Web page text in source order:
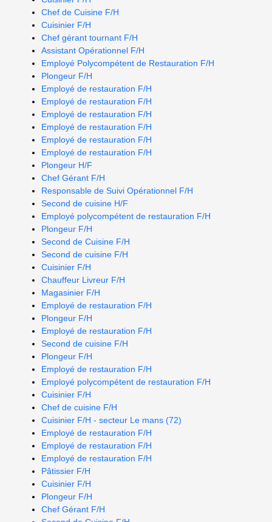
Chef de Cuisine F/H
Cuisinier F/H
Chef gérant tournant F/H
Assistant Opérationnel F/H
Employé Polycompétent de Restauration F/H
Plongeur F/H
Employé de restauration F/H
Employé de restauration F/H
Employé de restauration F/H
Employé de restauration F/H
Employé de restauration F/H
Employé de restauration F/H
Plongeur H/F
Chef Gérant F/H
Responsable de Suivi Opérationnel F/H
Second de cuisine H/F
Employé polycompétent de restauration F/H
Plongeur F/H
Second de Cuisine F/H
Second de cuisine F/H
Cuisinier F/H
Chauffeur Livreur F/H
Magasinier F/H
Employé de restauration F/H
Plongeur F/H
Employé de restauration F/H
Second de cuisine F/H
Plongeur F/H
Employé de restauration F/H
Employé polycompétent de restauration F/H
Cuisinier F/H
Chef de cuisine F/H
Cuisinier F/H - secteur Le mans (72)
Employé de restauration F/H
Employé de restauration F/H
Employé de restauration F/H
Pâtissier F/H
Cuisinier F/H
Plongeur F/H
Chef Gérant F/H